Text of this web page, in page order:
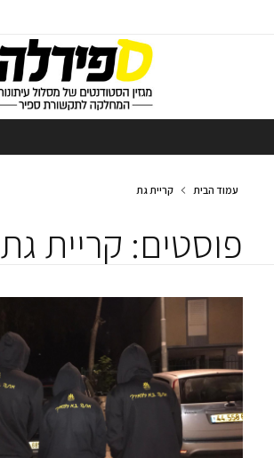
עמוד הבית קריית גת
פוסטים: קריית גת